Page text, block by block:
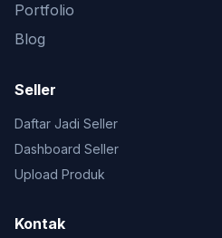
Portfolio
Blog
Seller
Daftar Jadi Seller
Dashboard Seller
Upload Produk
Kontak